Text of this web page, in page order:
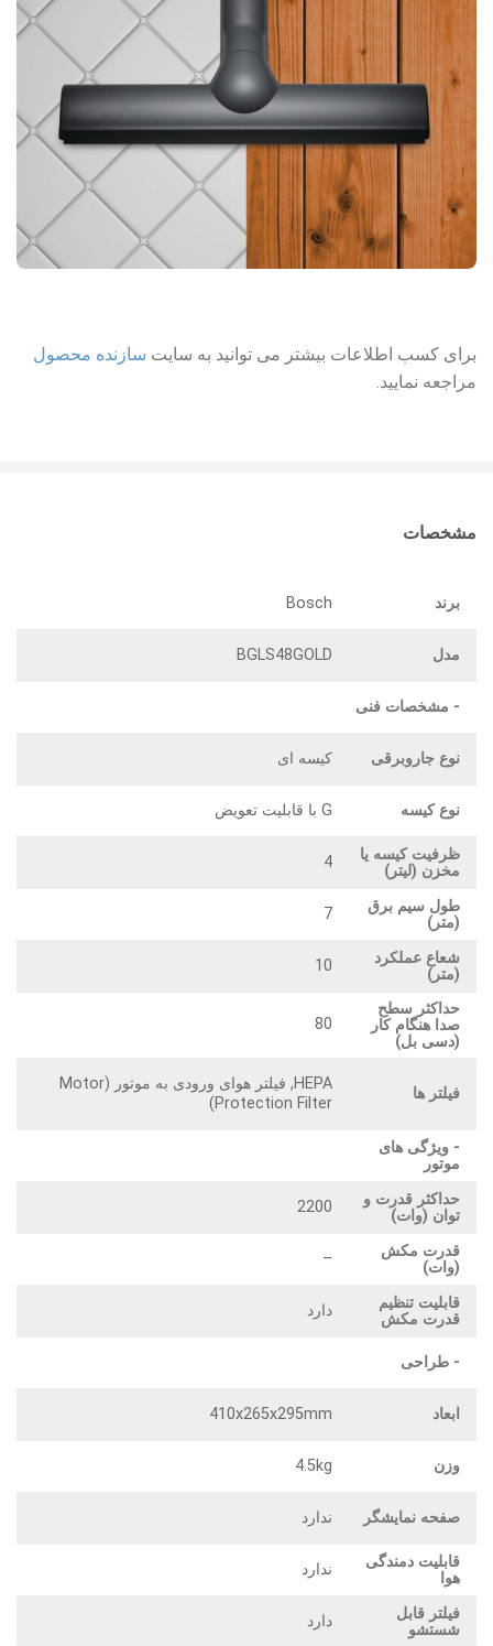
برای کسب اطلاعات بیشتر می توانید به سایت سازنده محصول
مراجعه نمایید.
مشخصات
برند Bosch
مدل BGLS48GOLD
- مشخصات فنی
نوع جاروبرقی کیسه ای
نوع کیسه G با قابلیت تعویض
ظرفیت کیسه یا
مخزن (لیتر)
4
طول سیم برق
(متر)
7
شعاع عملکرد
(متر)
10
حداکثر سطح
صدا هنگام کار
(دسی بل)
80
فیلتر ها
HEPA, فیلتر هوای ورودی به موتور (Motor
Protection Filter)
- ویژگی های
موتور
حداکثر قدرت و
توان (وات)
2200
قدرت مکش
(وات)
–
قابلیت تنظیم
قدرت مکش
دارد
- طراحی
ابعاد 410x265x295mm
وزن 4.5kg
صفحه نمایشگر ندارد
قابلیت دمندگی
هوا
ندارد
فیلتر قابل
شستشو
دارد